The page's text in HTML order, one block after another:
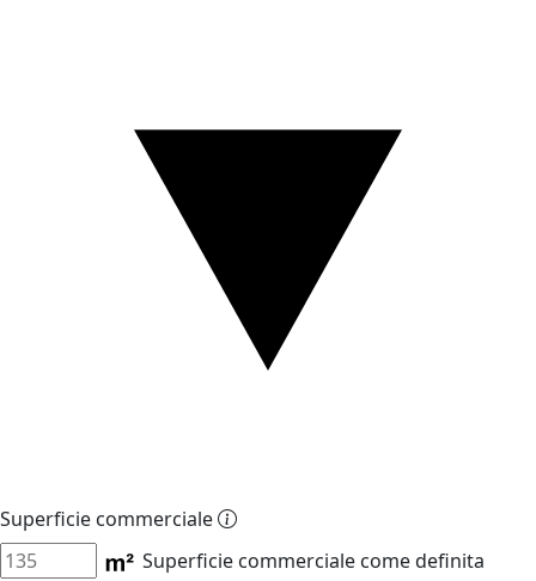
Superficie commerciale
Superficie commerciale come definita